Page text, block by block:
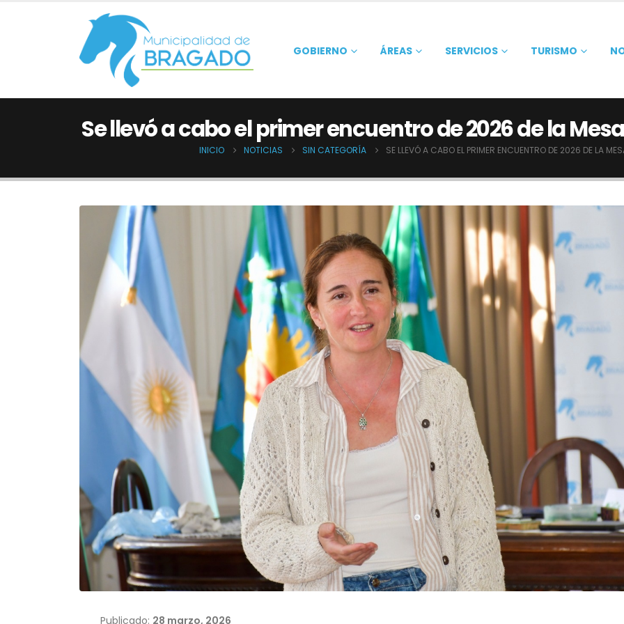
GOBIERNO ÁREAS SERVICIOS TURISMO
Se llevó a cabo el primer encuentro de 2026 de la
INICIO NOTICIAS SIN CATEGORÍA SE LLEVÓ A CABO EL PRIMER ENCUENTRO DE 2026 DE LA
Publicado: 28 marzo, 2026
Con un amplio abanico de
propuestas, se levanta el
telón de la Feria del Libro
Bragado 2026
5 agosto, 2026
Tras el receso escolar, el
municipio reanudó los
talleres de compostaje en
las escuelas
5 agosto, 2026
Con una intervención
artística en la calle,
comenzó a palpitarse la
Feria del Libro 2026
3 agosto, 2026
Con un
económico del
realizan
Centro Cultural Florencio
Barenghi
nuevas cuadras
pavimento y
«todos los vecinos tienen
tenerlo»
30 julio, 2026
05/2026
30 julio, 2026